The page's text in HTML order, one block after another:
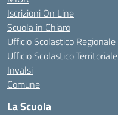
Iscrizioni On Line
Scuola in Chiaro
Ufficio Scolastico Regionale
Ufficio Scolastico Territoriale
Invalsi
Comune
La Scuola